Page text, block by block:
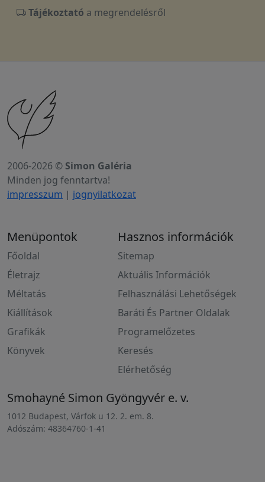
Tájékoztató a megrendelésről
2006-2026 © Simon Galéria
Minden jog fenntartva!
impresszum | jognyilatkozat
Menüpontok
Főoldal
Életrajz
Méltatás
Kiállítások
Grafikák
Könyvek
Hasznos információk
Sitemap
Aktuális Információk
Felhasználási Lehetőségek
Baráti És Partner Oldalak
Programelőzetes
Keresés
Elérhetőség
Smohayné Simon Gyöngyvér e. v.
1012 Budapest, Várfok u 12. 2. em. 8.
Adószám: 48364760-1-41